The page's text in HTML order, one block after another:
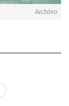
Archivo